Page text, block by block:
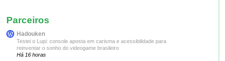
Parceiros
Hadouken
Testei o Lupi: console aposta em carisma e acessibilidade para
reinventar o sonho do videogame brasileiro
Há 16 horas